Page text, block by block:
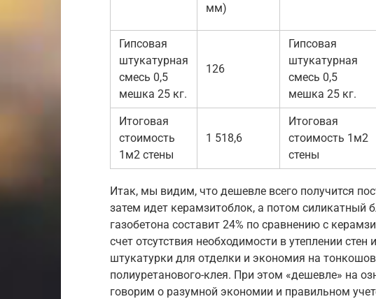
мм)
Гипсовая
штукатурная
смесь 0,5
мешка 25 кг.
126
Гипсовая
штукатурная
смесь 0,5
мешка 25 кг.
Итоговая
стоимость
1м2 стены
1 518,6
Итоговая
стоимость 1м2
стены
Итак, мы видим, что дешевле всего получится
затем идет керамзитоблок, а потом силикатный
газобетона составит 24% по сравнению с
счет отсутствия необходимости в утеплении стен
штукатурки для отделки и экономия на
полиуретанового-клея. При этом «дешевле» на
говорим о разумной экономии и правильном